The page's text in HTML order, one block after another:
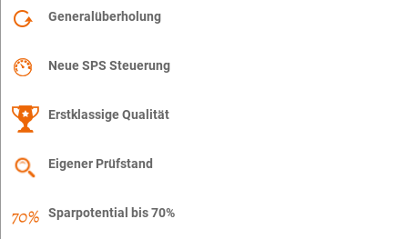
Generalüberholung
Neue SPS Steuerung
Erstklassige Qualität
Eigener Prüfstand
Sparpotential bis 70%